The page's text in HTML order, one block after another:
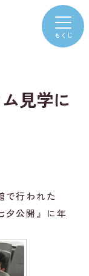
見学に
で行われた
夕公開』に年